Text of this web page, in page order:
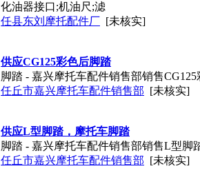
化油器接口;机油尺;滤
任县东刘摩托配件厂 [未核实]
供应CG125彩色后脚踏
脚踏 - 嘉兴摩托车配件销售部销售
任丘市嘉兴摩托车配件销售部 [未核实]
供应L型脚踏，摩托车脚踏
脚踏 - 嘉兴摩托车配件销售部销售L型脚
任丘市嘉兴摩托车配件销售部 [未核实]